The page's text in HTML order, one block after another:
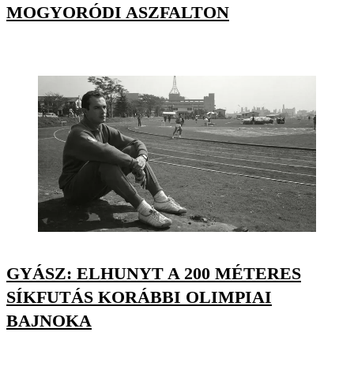
MOGYORÓDI ASZFALTON
GYÁSZ: ELHUNYT A 200 MÉTERES
SÍKFUTÁS KORÁBBI OLIMPIAI
BAJNOKA